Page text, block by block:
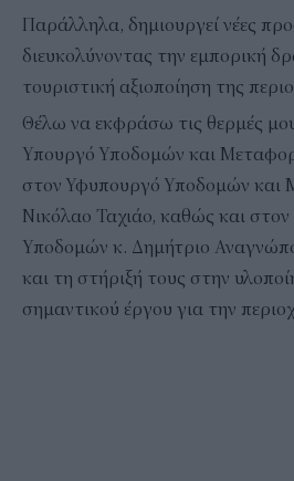
Παράλληλα, δημιουργεί νέες
διευκολύνοντας την εμπορική
τουριστική αξιοποίηση της
Θέλω να εκφράσω τις θερμές
Υπουργό Υποδομών και
στον Υφυπουργό Υποδομών και
Νικόλαο Ταχιάο, καθώς και στον
Υποδομών κ. Δημήτριο
και τη στήριξή τους στην
σημαντικού έργου για την